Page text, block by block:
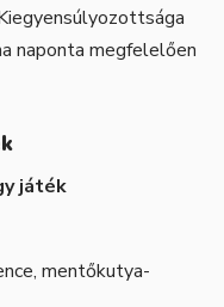
naponta megfelelően
játék
mentőkutya-